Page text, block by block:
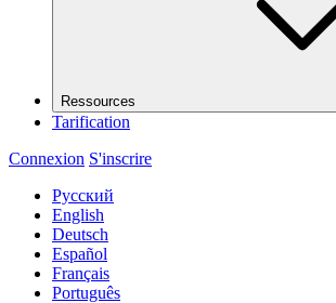
Ressources
Tarification
Connexion S'inscrire
Русский
English
Deutsch
Español
Français
Português